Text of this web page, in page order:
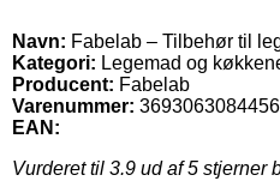
Navn: Fabelab – Tilbehør til
Kategori: Legemad og
Producent: Fabelab
Varenummer:
EAN:
Vurderet til 3.9 ud af 5 stjerner